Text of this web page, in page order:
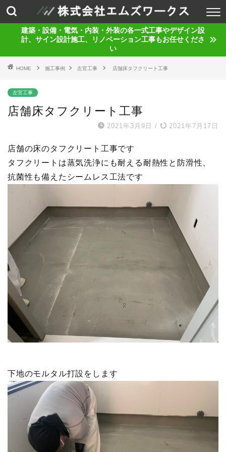
建築・設備・電気・内装・外装の各一式工事やデザイン設
計、サイン設計施工、リノベーション工事もお任せくださ
い
HOME 施工事例 左官工事 店舗床タフクリート工事
左官工事
店舗床タフクリート工事
2021年3月9日 / 2021年7月17日
店舗の床のタフクリート工事です
タフクリートは蒸気洗浄にも耐える耐熱性と防滑性、
抗菌性も備えたシームレス工法です
下地のモルタル打設をします